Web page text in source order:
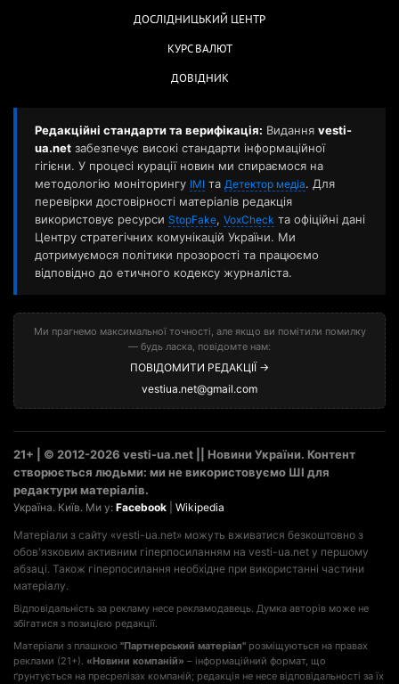
ДОСЛІДНИЦЬКИЙ ЦЕНТР
КУРС ВАЛЮТ
ДОВІДНИК
Редакційні стандарти та верифікація: Видання vesti-
ua.net забезпечує високі стандарти інформаційної
гігієни. У процесі курації новин ми спираємося на
методологію моніторингу ІМІ та Детектор медіа. Для
перевірки достовірності матеріалів редакція
використовує ресурси StopFake, VoxCheck та офіційні дані
Центру стратегічних комунікацій України. Ми
дотримуємося політики прозорості та працюємо
відповідно до етичного кодексу журналіста.
Ми прагнемо максимальної точності, але якщо ви помітили помилку
— будь ласка, повідомте нам:
ПОВІДОМИТИ РЕДАКЦІЇ →
vestiua.net@gmail.com
21+ | © 2012-2026 vesti-ua.net || Новини України. Контент
створюється людьми: ми не використовуємо ШІ для
редактури матеріалів.
Україна. Київ. Ми у: Facebook Wikipedia
Матеріали з сайту «vesti-ua.net» можуть вживатися безкоштовно з
обов'язковим активним гіперпосиланням на vesti-ua.net у першому
абзаці. Також гіперпосилання необхідне при використанні частини
матеріалу.
Відповідальність за рекламу несе рекламодавець. Думка авторів може не
збігатися з позицією редакції.
Матеріали з плашкою "Партнерський матеріал" розміщуються на правах
реклами (21+). «Новини компаній» – інформаційний формат, що
ґрунтується на пресрелізах компаній; редакція не несе відповідальності за їх